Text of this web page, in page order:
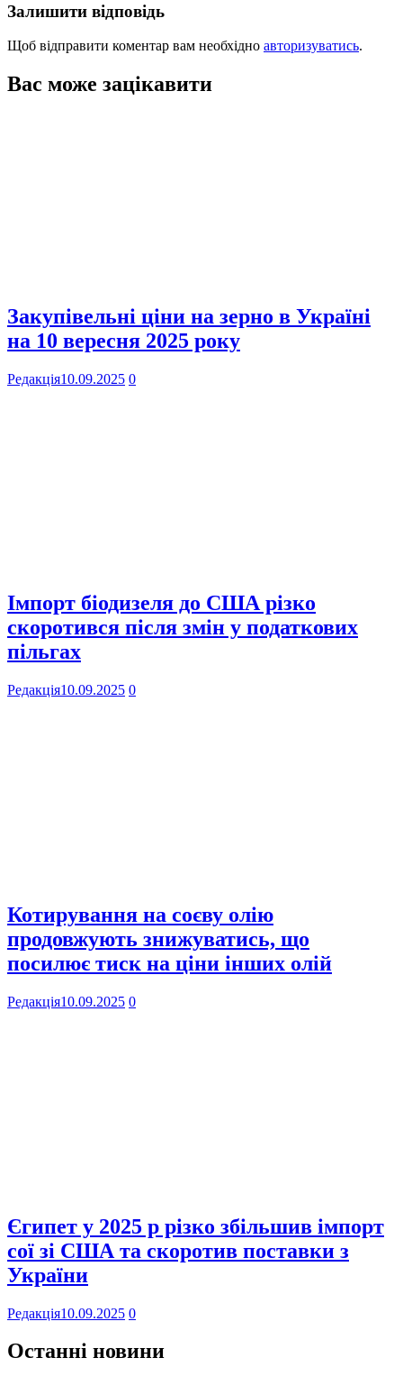
Залишити відповідь
Щоб відправити коментар вам необхідно авторизуватись.
Вас може зацікавити
Закупівельні ціни на зерно в Україні
на 10 вересня 2025 року
Редакція10.09.2025 0
Імпорт біодизеля до США різко
скоротився після змін у податкових
пільгах
Редакція10.09.2025 0
Котирування на соєву олію
продовжують знижуватись, що
посилює тиск на ціни інших олій
Редакція10.09.2025 0
Єгипет у 2025 р різко збільшив імпорт
сої зі США та скоротив поставки з
України
Редакція10.09.2025 0
Останні новини